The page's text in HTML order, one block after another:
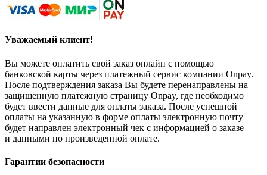
Уважаемый клиент!
Вы можете оплатить свой заказ онлайн с помощью
банковской карты через платежный сервис компании Onpay.
После подтверждения заказа Вы будете перенаправлены на
защищенную платежную страницу Onpay, где необходимо
будет ввести данные для оплаты заказа. После успешной
оплаты на указанную в форме оплаты электронную почту
будет направлен электронный чек с информацией о заказе
и данными по произведенной оплате.
Гарантии безопасности